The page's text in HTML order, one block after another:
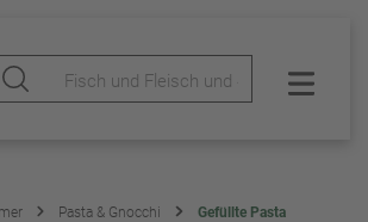
Pasta & Gnocchi Gefüllte Pasta